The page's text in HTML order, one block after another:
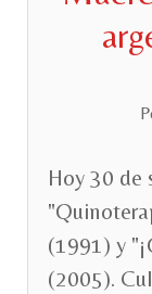
Hoy 30 de
(1991) y
(2005).